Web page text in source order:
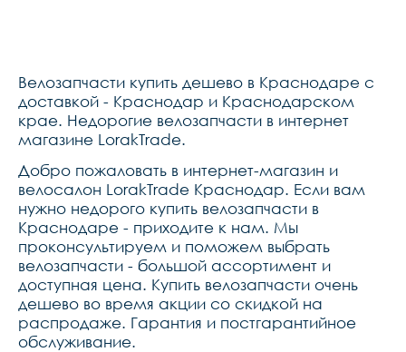
Велозапчасти купить дешево в Краснодаре с
доставкой - Краснодар и Краснодарском
крае. Недорогие велозапчасти в интернет
магазине LorakTrade.
Добро пожаловать в интернет-магазин и
велосалон LorakTrade Краснодар. Если вам
нужно недорого купить велозапчасти в
Краснодаре - приходите к нам. Мы
проконсультируем и поможем выбрать
велозапчасти - большой ассортимент и
доступная цена. Купить велозапчасти очень
дешево во время акции со скидкой на
распродаже. Гарантия и постгарантийное
обслуживание.